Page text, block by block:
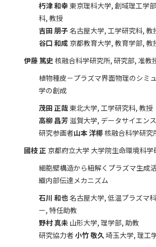
朽津 和幸東京理科大学, 創域理工学
科, 教授
吉田 朋子名古屋大学, 工学研究科, 教
谷口 和成 京都教育大学, 教育学部, 教
伊藤 篤史核融合科学研究所, 研究部, 准教
植物種皮－プラズマ界面物理のシミ
学の創成
茂田 正哉東北大学, 工学研究科, 教授
高柳 昌芳滋賀大学, データサイエン
研究参画者山本 洋椰核融合科学研究
國枝 正 京都府立大学 大学院生命環境科学
細胞壁構造から紐解くプラズマ生成
織内部伝達メカニズム
石川 和也名古屋大学, 低温プラズマ
ー, 特任助教
野村 真未山形大学, 理学部, 助教
研究協力者小竹 敬久埼玉大学, 理工